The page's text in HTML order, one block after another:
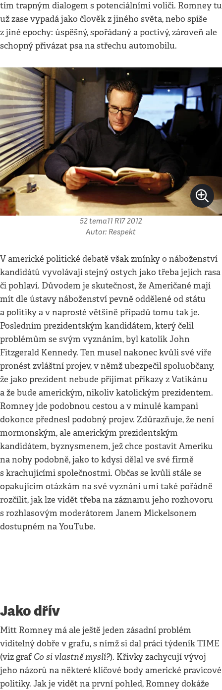
tím trapným dialogem s potenciálními voliči. Romney tu
už zase vypadá jako člověk z jiného světa, nebo spíše
z jiné epochy: úspěšný, spořádaný a poctivý, zároveň ale
schopný přivázat psa na střechu automobilu.
52 tema11 R17 2012
Autor: Respekt
V americké politické debatě však zmínky o náboženství
kandidátů vyvolávají stejný ostych jako třeba jejich rasa
či pohlaví. Důvodem je skutečnost, že Američané mají
mít dle ústavy náboženství pevně oddělené od státu
a politiky a v naprosté většině případů tomu tak je.
Posledním prezidentským kandidátem, který čelil
problémům se svým vyznáním, byl katolík John
Fitzgerald Kennedy. Ten musel nakonec kvůli své víře
pronést zvláštní projev, v němž ubezpečil spoluobčany,
že jako prezident nebude přijímat příkazy z Vatikánu
a že bude americkým, nikoliv katolickým prezidentem.
Romney jde podobnou cestou a v minulé kampani
dokonce přednesl podobný projev. Zdůrazňuje, že není
mormonským, ale americkým prezidentským
kandidátem, byznysmenem, jež chce postavit Ameriku
na nohy podobně, jako to kdysi dělal ve své firmě
s krachujícími společnostmi. Občas se kvůli stále se
opakujícím otázkám na své vyznání umí také pořádně
rozčílit, jak lze vidět třeba na záznamu jeho rozhovoru
s rozhlasovým moderátorem Janem Mickelsonem
dostupném na YouTube.
Jako dřív
Mitt Romney má ale ještě jeden zásadní problém
viditelný dobře v grafu, s nímž si dal práci týdeník TIME
(viz grafCo si vlastně myslí?). Křivky zachycují vývoj
jeho názorů na některé klíčové body americké pravicové
politiky. Jak je vidět na první pohled, Romney dokáže